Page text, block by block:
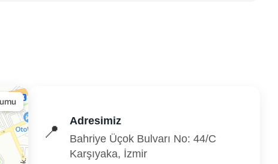
📍
Adresimiz
Bahriye Üçok Bulvarı No: 44/C
Karşıyaka, İzmir